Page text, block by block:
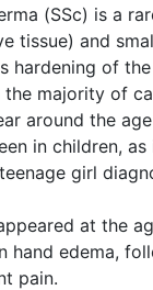
(SSc) is a
tissue) and
hardening of
the majority of
around the
in children,
girl
at the
hand edema,
pain.